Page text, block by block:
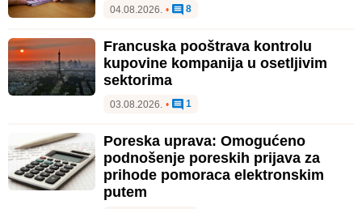
04.08.2026. • 8
Francuska pooštrava kontrolu
kupovine kompanija u osetljivim
sektorima
03.08.2026. • 1
Poreska uprava: Omogućeno
podnošenje poreskih prijava za
prihode pomoraca elektronskim
putem